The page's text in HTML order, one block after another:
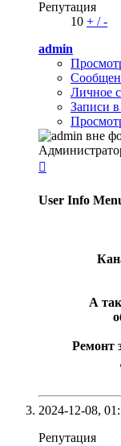
Репутация
10 + /-
admin
Личное
Записи

User Info
А
Ремонт
2024-12-08,
Репутация